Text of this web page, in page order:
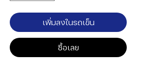
เพิ่มลงในรถเข็น
ซื้อเลย